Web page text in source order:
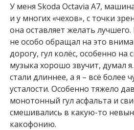
У меня Skoda Octavia A7,
и у многих «чехов», с точки
она оставляет желать
не особо обращал на это
дорогу, гул колёс, особенно на
музыка хорошо звучит, думал
стали длиннее, а я – всё более
усталости. Особенно тяжело
монотонный гул асфальта и
смешивались в какую-то
какофонию.